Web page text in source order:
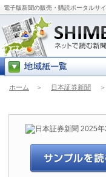
電子版新聞の販売・購読ポータルサ
ホーム ＞ 日本証券新聞